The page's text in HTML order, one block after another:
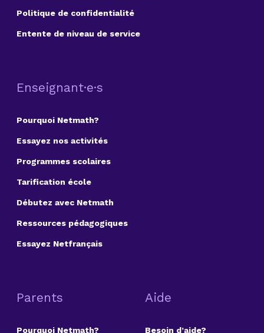
Politique de confidentialité
Entente de niveau de service
Enseignant·e·s
Pourquoi Netmath?
Essayez nos activités
Programmes scolaires
Tarification école
Débutez avec Netmath
Ressources pédagogiques
Essayez Netfrançais
Parents
Pourquoi Netmath?
Aide
Besoin d’aide?